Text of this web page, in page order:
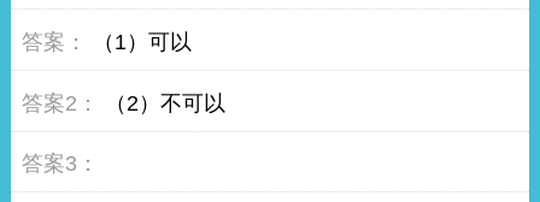
（1）可以
（2）不可以